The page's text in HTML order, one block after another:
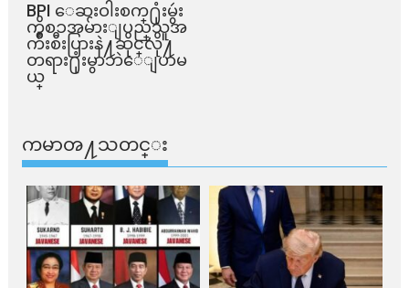
BPI ​ေဆးဝါးစက္​႐ုံးမွဴး
ကိစၥအမ်ားျပည္​သူအ
က်ိဳးစီးပြားနဲ႔ဆိုင္​လို႔
တရား႐ုံးမွာဘဲေျပာမ
ယ္​
ကမာၻ႔သတင္း